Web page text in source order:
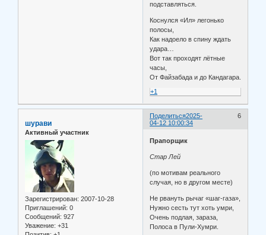
подставляться.
Коснулся «Ил» легонько
полосы,
Как надоело в спину ждать
удара…
Вот так проходят лётные
часы,
От Файзабада и до Кандагара.
+1
Поделиться 6
2025-
04-12 10:00:34
шурави
Активный участник
Зарегистрирован: 2007-10-28
Приглашений: 0
Сообщений: 927
Уважение: +31
Прапорщик
Стар Лей
(по мотивам реального
случая, но в другом месте)
Не рвануть рычаг «шаг-газа»,
Нужно сесть тут хоть умри,
Очень подлая, зараза,
Полоса в Пули-Хумри.